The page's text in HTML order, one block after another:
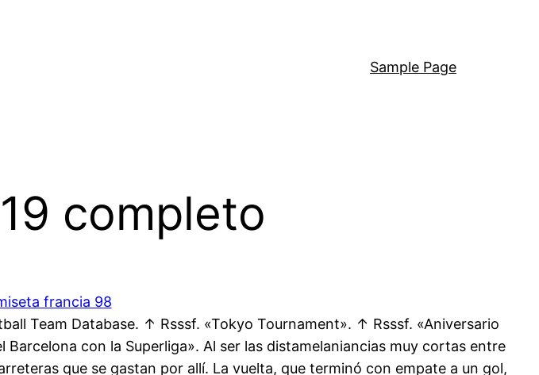
Sample Page
completo
Team Database. ↑ Rsssf. «Tokyo Tournament». ↑ Rsssf. «Aniversario
con la Superliga». Al ser las distamelaniancias muy cortas entre
que se gastan por allí. La vuelta, que terminó con empate a un gol,